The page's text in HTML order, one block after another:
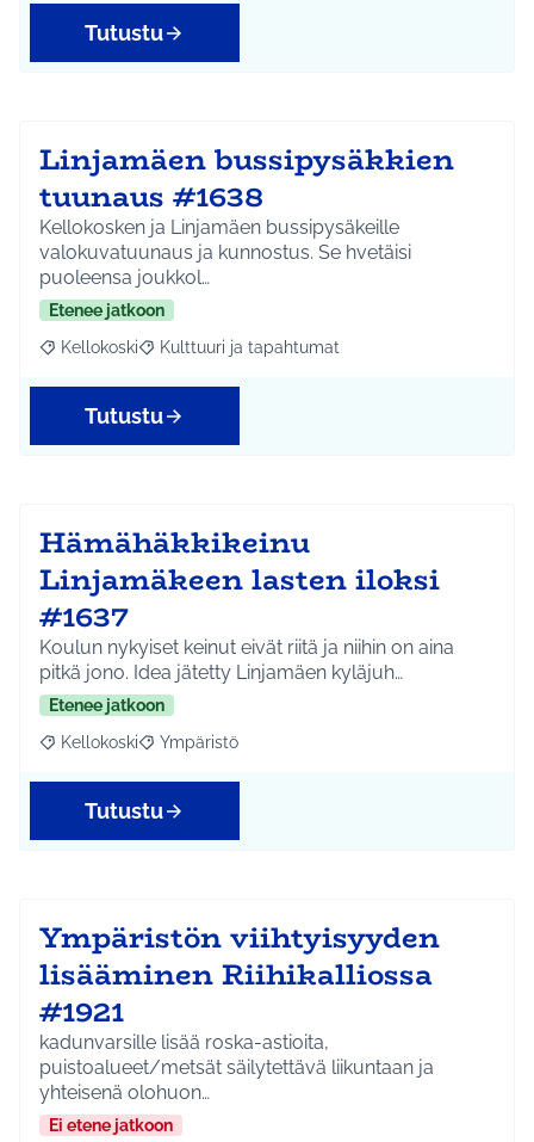
Tutustu
Linjamäen bussipysäkkien
tuunaus #1638
Kellokosken ja Linjamäen bussipysäkeille
valokuvatuunaus ja kunnostus. Se hvetäisi
puoleensa joukkol…
Etenee jatkoon
Rajaa tulokset aihepiirin mukaan: Kellokoski
Kellokoski Rajaa tulokset teeman mukaan: Kulttuuri ja
Kulttuuri ja tapahtumat
Tutustu
Hämähäkkikeinu
Linjamäkeen lasten iloksi
#1637
Koulun nykyiset keinut eivät riitä ja niihin on aina
pitkä jono. Idea jätetty Linjamäen kyläjuh…
Etenee jatkoon
Rajaa tulokset aihepiirin mukaan: Kellokoski
Kellokoski Rajaa tulokset teeman mukaan: Ympäristö
Ympäristö
Tutustu
Ympäristön viihtyisyyden
lisääminen Riihikalliossa
#1921
kadunvarsille lisää roska-astioita,
puistoalueet/metsät säilytettävä liikuntaan ja
yhteisenä olohuon…
Ei etene jatkoon